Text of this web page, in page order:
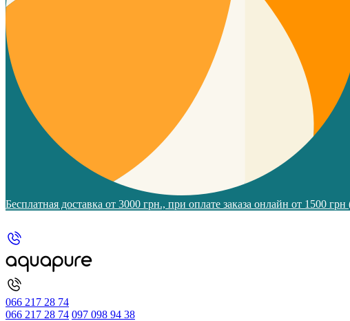
Бесплатная доставка от 3000 грн., при оплате заказа онлайн от 1500
066 217 28 74
066 217 28 74 097 098 94 38